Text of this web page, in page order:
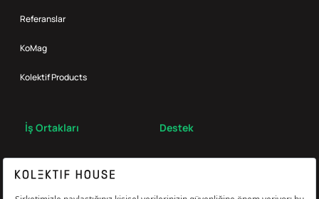
Referanslar
KoMag
Kolektif Products
İş Ortakları Destek